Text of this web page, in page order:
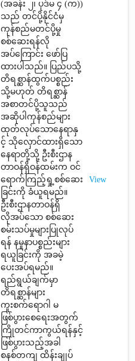
(အခန်း ၂၊ ပုဒ်မ ၄ (က))
သည် တင်ပို့နိုင်ငံမှ
ကုန်စည်မတင်ပို့မှု
စစ်ဆေးရန်လို
အပ်ကြောင်း ဖော်ပြ
ထားပါသည်။ ပြည်ပသို့
တိရစ္ဆာန်ထွက်ပစ္စည်း
သို့မဟုတ် တိရစ္ဆာန်
အစာတင်ပို့သူသည်
အဆိုပါကုန်စည်များ
ထုတ်လုပ်သောနေရာနှ
င့် သိုလှောင်ထားရှိသော
နေရာတို့သို့ ဦးစီးဌာန
တာဝန်ရှိဝန်ထမ်းက ဝင်
ရောက်ကြည့်ရှု့စစ်ဆေး
ခြင်းကို ခံယူရမည်။
ဦးစီးဌာနတာဝန်ရှိ
လိုအပ်သော စစ်ဆေး
စမ်းသပ်မှုများပြုလုပ်
ရန် နမူနာပစ္စည်းများ
ရယူခြင်းကို အခမဲ့
ပေးအပ်ရမည်။
ရည်ရွယ်ချက်မှာ
တိရစ္ဆာန်များ
ကူးစက်ရောဂါ မ
ဖြစ်ပွားစေရေးအတွက်
ကြိုတင်ကာကွယ်ရန်နှင့်
ဖြစ်ပွားသည့်အခါ
စနစ်တကျ ထိန်းချုပ်
View